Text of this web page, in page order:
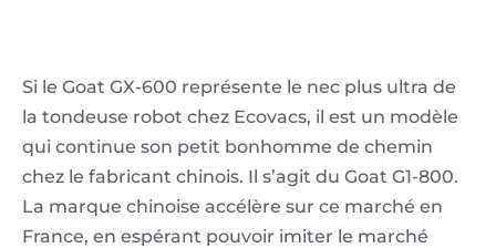
Si le Goat GX-600 représente le nec plus ultra de
la tondeuse robot chez Ecovacs, il est un modèle
qui continue son petit bonhomme de chemin
chez le fabricant chinois. Il s’agit du Goat G1-800.
La marque chinoise accélère sur ce marché en
France, en espérant pouvoir imiter le marché